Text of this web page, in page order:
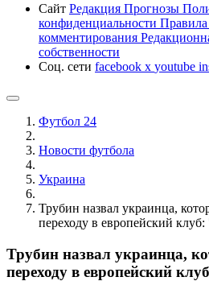
Сайт Редакция Прогнозы
конфиденциальности Правила
комментирования
собственности
Соц. сети facebook x youtube
Футбол 24
Новости футбола
Украина
Трубин назвал украинца,
переходу в европейский
Трубин назвал украинца,
переходу в европейский